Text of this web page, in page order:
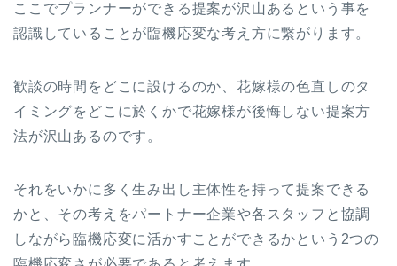
ここでプランナーができる提案が沢山あるという事を
認識していることが臨機応変な考え方に繋がります。
歓談の時間をどこに設けるのか、花嫁様の色直しのタ
イミングをどこに於くかで花嫁様が後悔しない提案方
法が沢山あるのです。
それをいかに多く生み出し主体性を持って提案できる
かと、その考えをパートナー企業や各スタッフと協調
しながら臨機応変に活かすことができるかという2つの